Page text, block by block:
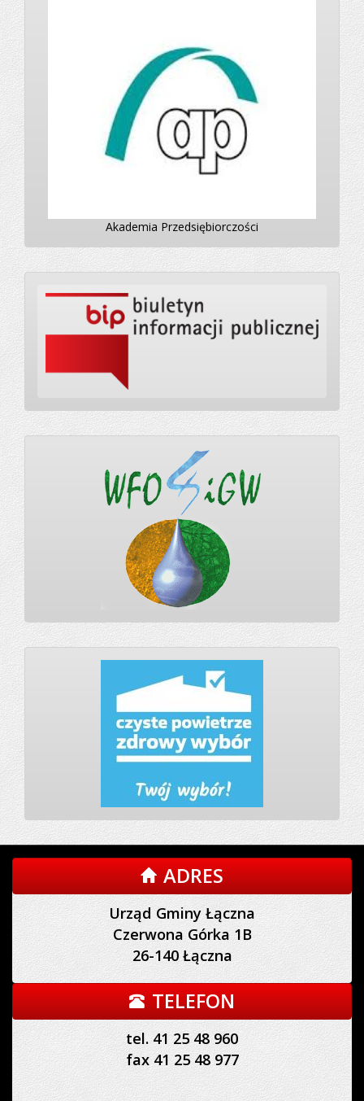
Akademia Przedsiębiorczości
ADRES
Urząd Gminy Łączna
Czerwona Górka 1B
26-140 Łączna
TELEFON
tel. 41 25 48 960
fax 41 25 48 977